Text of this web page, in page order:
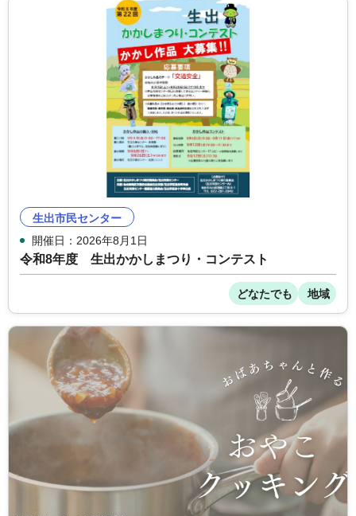
生出市民センター
開催日：2026年8月1日
令和8年度 生出かかしまつり・コンテスト
どなたでも 地域